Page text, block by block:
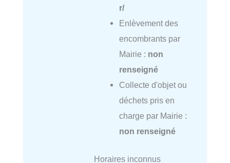
r/
Enlèvement des
encombrants par
Mairie : non
renseigné
Collecte d'objet ou
déchets pris en
charge par Mairie :
non renseigné
Horaires inconnus